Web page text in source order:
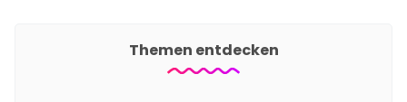
Themen entdecken